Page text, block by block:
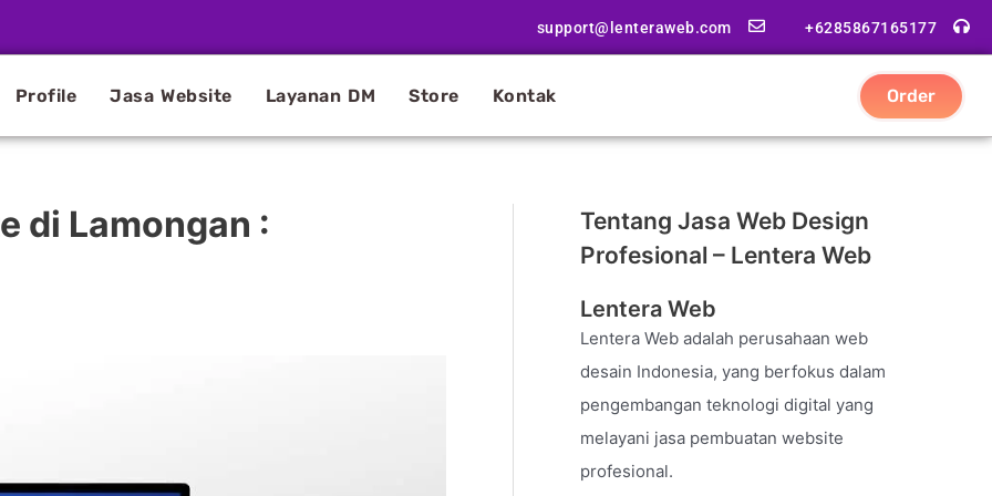
support@lenteraweb.com +6285867165177
Profile Jasa Website Layanan DM Store Kontak Order
di Lamongan :
Tentang Jasa Web Design
Profesional – Lentera Web
Lentera Web
Lentera Web adalah perusahaan web
desain Indonesia, yang berfokus dalam
pengembangan teknologi digital yang
melayani jasa pembuatan website
profesional.